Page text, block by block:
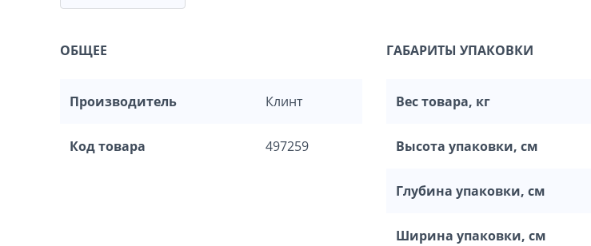
ОБЩЕЕ
Производитель Клинт
Код товара 497259
ГАБАРИТЫ УПАКОВКИ
Вес товара, кг
Высота упаковки, см
Глубина упаковки, см
Ширина упаковки, см